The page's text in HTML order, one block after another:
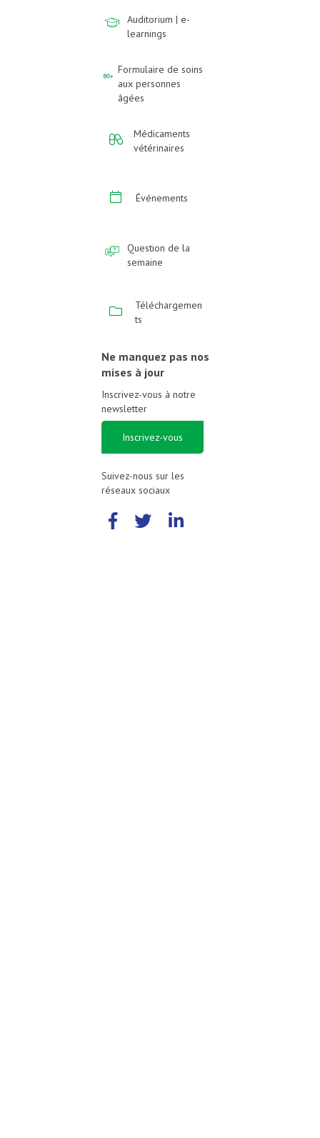
Auditorium | e-
learnings
Formulaire de soins
aux personnes
âgées
Médicaments
vétérinaires
Événements
Question de la
semaine
Téléchargemen
ts
Ne manquez pas nos
mises à jour
Inscrivez-vous à notre
newsletter
Inscrivez-vous
Suivez-nous sur les
réseaux sociaux